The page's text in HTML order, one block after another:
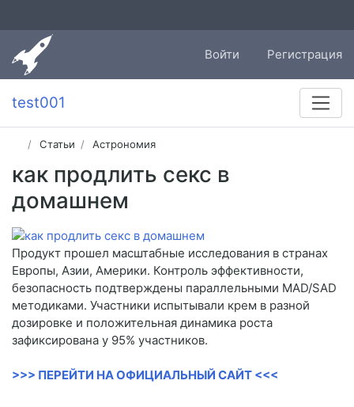
Войти Регистрация
test001
Статьи Астрономия
как продлить секс в
домашнем
Продукт прошел масштабные исследования в странах
Европы, Азии, Америки. Контроль эффективности,
безопасность подтверждены параллельными MAD/SAD
методиками. Участники испытывали крем в разной
дозировке и положительная динамика роста
зафиксирована у 95% участников.
>>> ПЕРЕЙТИ НА ОФИЦИАЛЬНЫЙ САЙТ <<<